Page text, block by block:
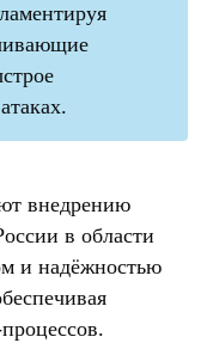
внедрению
в области
и надёжностью